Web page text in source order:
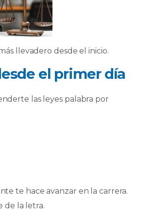
llevadero desde el inicio.
el primer día
las leyes palabra por
te hace avanzar en la carrera.
de la letra.